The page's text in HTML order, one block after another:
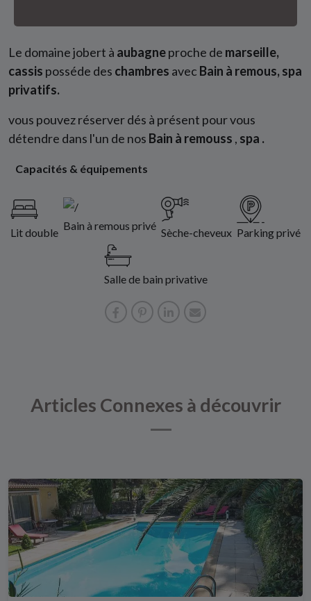
Le domaine jobert à aubagneproche de marseille,
cassis posséde des chambres avec Bain à remous, spa
privatifs.
vous pouvez réserver dés à présent pour vous
détendre dans l'un de nos Bain à remouss , spa .
Capacités & équipements
Lit double
Bain à remous privé
Sèche-cheveux Parking privé
Salle de bain privative
Articles Connexes à découvrir